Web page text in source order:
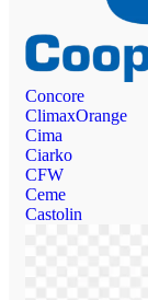
Concore
ClimaxOrange
Cima
Ciarko
CFW
Ceme
Castolin